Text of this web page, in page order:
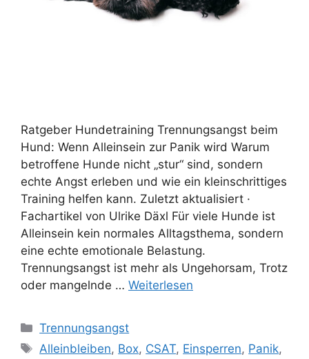
Ratgeber Hundetraining Trennungsangst beim
Hund: Wenn Alleinsein zur Panik wird Warum
betroffene Hunde nicht „stur“ sind, sondern
echte Angst erleben und wie ein kleinschrittiges
Training helfen kann. Zuletzt aktualisiert ·
Fachartikel von Ulrike Däxl Für viele Hunde ist
Alleinsein kein normales Alltagsthema, sondern
eine echte emotionale Belastung.
Trennungsangst ist mehr als Ungehorsam, Trotz
oder mangelnde … Weiterlesen
Trennungsangst
Alleinbleiben, Box, CSAT, Einsperren, Panik,